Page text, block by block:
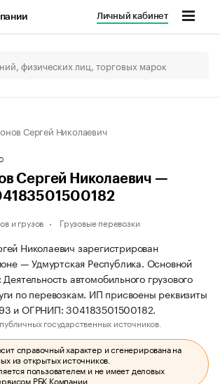
Личный кабинет
Сергей Николаевич
Сергей Николаевич —
и грузов Грузовые перевозки
Николаевич зарегистрирован
— Удмуртская Республика. Основной
автомобильного грузового
по перевозкам. ИП присвоены реквизиты
и ОГРНИП: 304183501500182.
государственных источников.
справочный характер и сгенерирована на
из открытых источников.
пользователем и не имеет деловых
РБК Компании.